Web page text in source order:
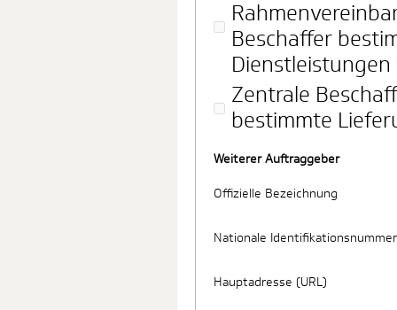
Beschaffer
Zentrale
bestimmte
Weiterer Auftraggeber
Offizielle Bezeichnung
Nationale Identifikationsnummer
Hauptadresse (URL)